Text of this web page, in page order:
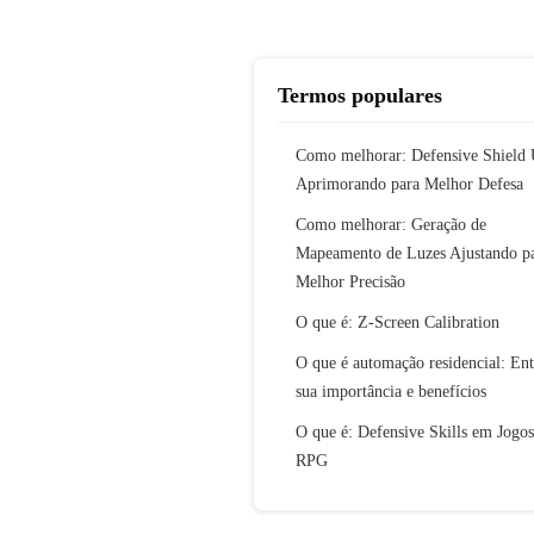
Termos populares
Como melhorar: Defensive Shield
Aprimorando para Melhor Defesa
Como melhorar: Geração de
Mapeamento de Luzes Ajustando
Melhor Precisão
O que é: Z-Screen Calibration
O que é automação residencial:
sua importância e benefícios
O que é: Defensive Skills em
RPG